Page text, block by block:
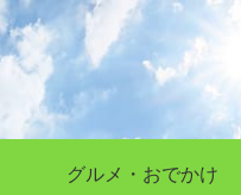
グルメ・おでかけ